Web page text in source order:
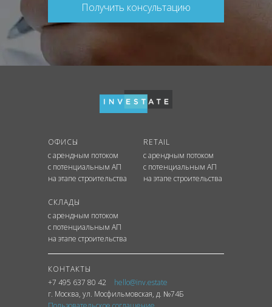
Получить консультацию
ОФИСЫ
с арендным потоком
с потенциальным АП
на этапе строительства
RETAIL
с арендным потоком
с потенциальным АП
на этапе строительства
СКЛАДЫ
с арендным потоком
с потенциальным АП
на этапе строительства
КОНТАКТЫ
+7 495 637 80 42
hello@inv.estate
г. Москва, ул. Мосфильмовская, д. №74Б